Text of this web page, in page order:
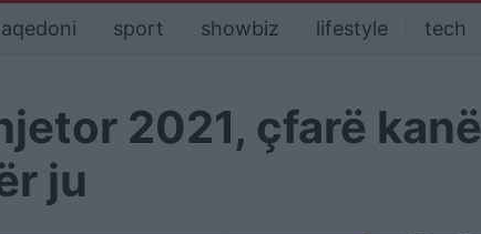
sport showbiz lifestyle tech
2021, çfarë kanë
ju